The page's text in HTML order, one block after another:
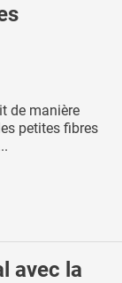
de manière
petites fibres
avec la